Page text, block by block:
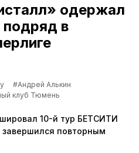
одержал
в
#Андрей Алькин
клуб Тюмень
10-й тур БЕТСИТИ
завершился повторным